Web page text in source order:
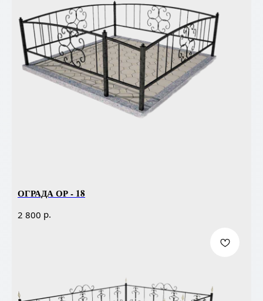
ОГРАДА ОР - 18
2 800 р.